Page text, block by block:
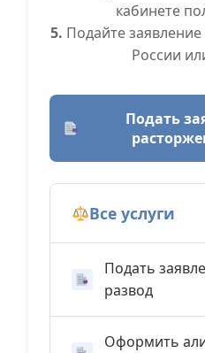
кабинете
5. Подайте
России
Подать
Все услуги
Подать
развод
Оформить